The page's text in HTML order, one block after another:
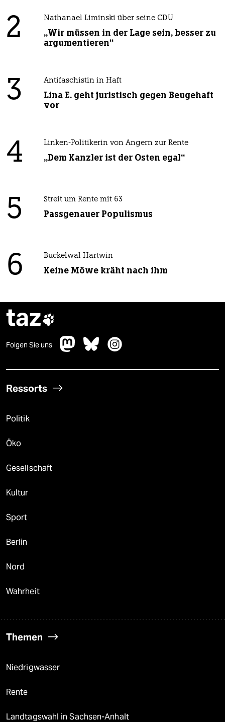
2 Nathanael Liminski über seine CDU
„Wir müssen in der Lage sein, besser zu
argumentieren“
3 Antifaschistin in Haft
Lina E. geht juristisch gegen Beugehaft
vor
4 Linken-Politikerin von Angern zur Rente
„Dem Kanzler ist der Osten egal“
5 Streit um Rente mit 63
Passgenauer Populismus
6 Buckelwal Hartwin
Keine Möwe kräht nach ihm
taz
Folgen Sie uns
Ressorts
Politik
Öko
Gesellschaft
Kultur
Sport
Berlin
Nord
Wahrheit
Themen
Niedrigwasser
Rente
Landtagswahl in Sachsen-Anhalt